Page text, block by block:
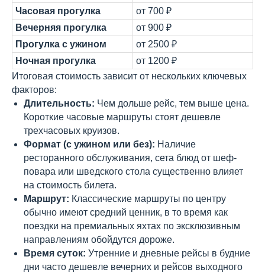
Часовая прогулка
от 700 ₽
Вечерняя прогулка
от 900 ₽
Прогулка с ужином
от 2500 ₽
Ночная прогулка
от 1200 ₽
Итоговая стоимость зависит от нескольких ключевых
факторов:
Длительность: Чем дольше рейс, тем выше цена.
Короткие часовые маршруты стоят дешевле
трехчасовых круизов.
Формат (с ужином или без): Наличие
ресторанного обслуживания, сета блюд от шеф-
повара или шведского стола существенно влияет
на стоимость билета.
Маршрут: Классические маршруты по центру
обычно имеют средний ценник, в то время как
поездки на премиальных яхтах по эксклюзивным
направлениям обойдутся дороже.
Время суток: Утренние и дневные рейсы в будние
дни часто дешевле вечерних и рейсов выходного